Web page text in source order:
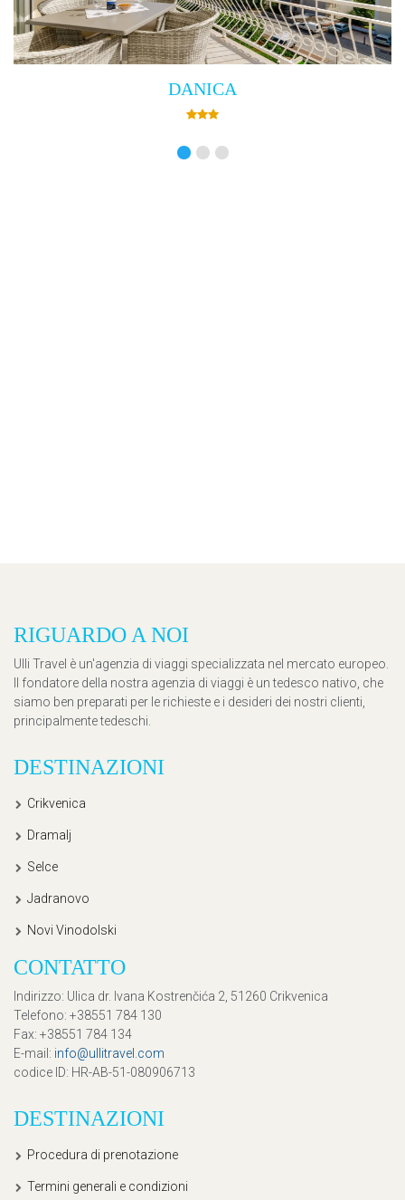
Villa Empress
RIGUARDO A NOI
Ulli Travel è un'agenzia di viaggi specializzata nel mercato europeo.
Il fondatore della nostra agenzia di viaggi è un tedesco nativo, che
siamo ben preparati per le richieste e i desideri dei nostri clienti,
principalmente tedeschi.
DESTINAZIONI
Crikvenica
Dramalj
Selce
Jadranovo
Novi Vinodolski
CONTATTO
Indirizzo: Ulica dr. Ivana Kostrenčića 2, 51260 Crikvenica
Telefono: +38551 784 130
Fax: +38551 784 134
E-mail : info@ullitravel.com
codice ID: HR-AB-51-080906713
DESTINAZIONI
Procedura di prenotazione
Termini generali e condizioni